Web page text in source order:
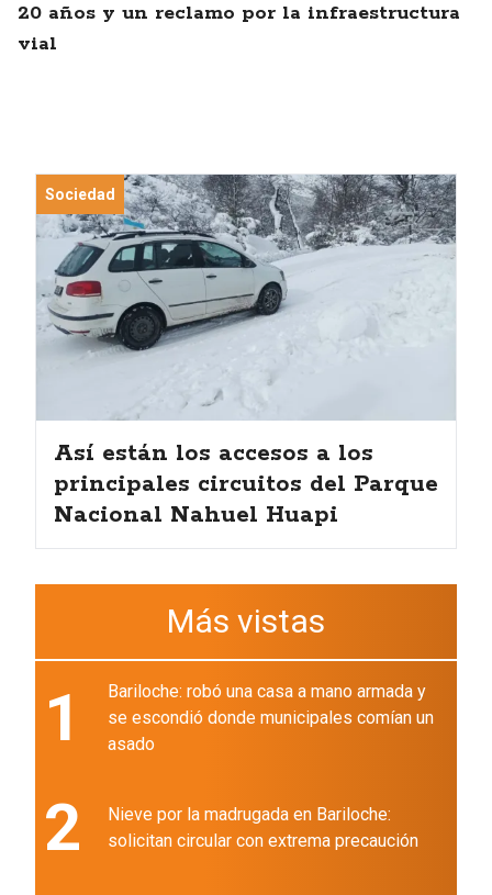
20 años y un reclamo por la infraestructura
vial
Sociedad
Así están los accesos a los
principales circuitos del Parque
Nacional Nahuel Huapi
Más vistas
1
Bariloche: robó una casa a mano armada y
se escondió donde municipales comían un
asado
2
Nieve por la madrugada en Bariloche:
solicitan circular con extrema precaución